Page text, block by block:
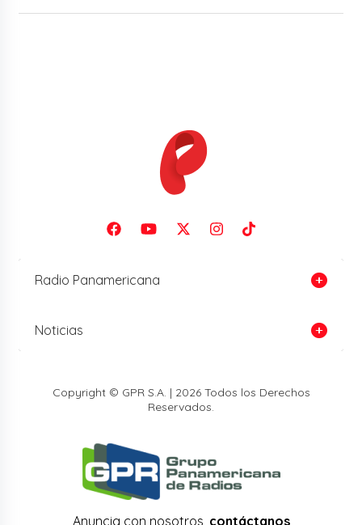
Radio Panamericana
Noticias
Copyright © GPR S.A. | 2026 Todos los Derechos
Reservados.
Anuncia con nosotros, contáctanos